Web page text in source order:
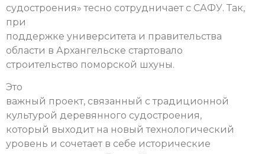
судостроения» тесно сотрудничает с САФУ. Так,
при
поддержке университета и правительства
области в Архангельске стартовало
строительство поморской шхуны.
Это
важный проект, связанный с традиционной
культурой деревянного судостроения,
который выходит на новый технологический
уровень и сочетает в себе исторические